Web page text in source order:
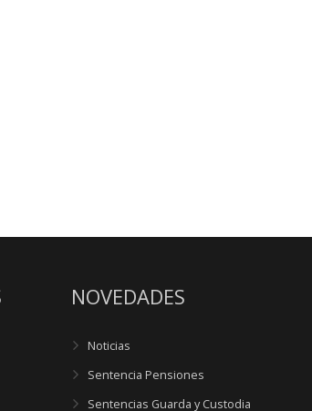
NOVEDADES
Noticias
Sentencia Pensiones
Sentencias Guarda y Custodia